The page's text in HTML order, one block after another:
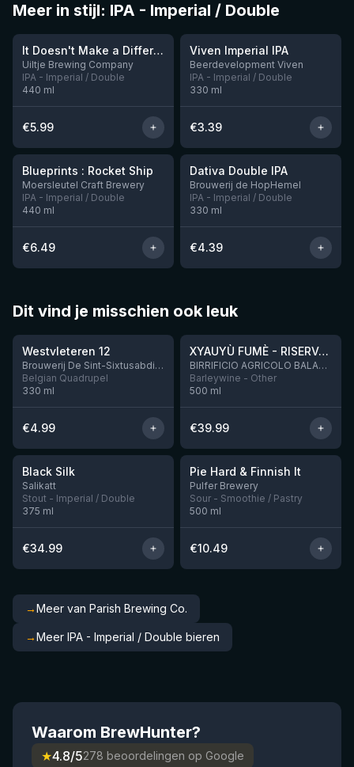
Meer in stijl: IPA - Imperial / Double
Nog 1It Doesn't Make a Difference if We're Naked or Not
Uiltje Brewing Company
IPA - Imperial / Double
440 ml
€5.99
★3.62
Viven Imperial IPA
Beerdevelopment Viven
IPA - Imperial / Double
330 ml
€3.39
★3.74
Blueprints : Rocket Ship
Moersleutel Craft Brewery
IPA - Imperial / Double
440 ml
€6.49
Nog 10
Dativa Double IPA
Brouwerij de HopHemel
IPA - Imperial / Double
330 ml
€4.39
Dit vind je misschien ook leuk
★4.46
Westvleteren 12
Brouwerij De Sint-Sixtusabdij van Westvleteren
Belgian Quadrupel
330 ml
€4.99
★4.48
XYAUYÙ FUMÈ - RISERVA 2019
BIRRIFICIO AGRICOLO BALADIN - Baladin Indipendente Italian Farm Brewery
Barleywine - Other
500 ml
€39.99
★ 4.53
Black Silk
Salikatt
Stout - Imperial / Double
375 ml
€34.99
Nog 1
★4.33
Pie Hard & Finnish It
Pulfer Brewery
Sour - Smoothie / Pastry
500 ml
€10.49
→Meer van Parish Brewing Co.
→Meer IPA - Imperial / Double bieren
Waarom BrewHunter?
★4.8/5278 beoordelingen op Google